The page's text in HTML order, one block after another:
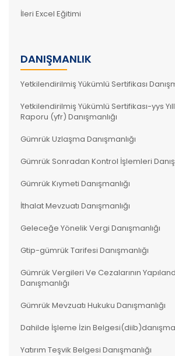
İleri Excel Eğitimi
DANIŞMANLIK
Yetkilendirilmiş Yükümlü Sertifikası
Yetkilendirilmiş Yükümlü Sertifikası-yys
Raporu (yfr) Danışmanlığı
Gümrük Uzlaşma Danışmanlığı
Gümrük Sonradan Kontrol İşlemleri
Gümrük Kıymeti Danışmanlığı
İthalat Mevzuatı Danışmanlığı
Geleceğe Yönelik Vergi Danışmanlığı
Gtip-gümrük Tarifesi Danışmanlığı
Gümrük Vergileri Ve Cezalarının
Danışmanlığı
Gümrük Mevzuatı Hukuku Danışmanlığı
Dahilde İşleme İzin
Yatırım Teşvik Belgesi Danışmanlığı